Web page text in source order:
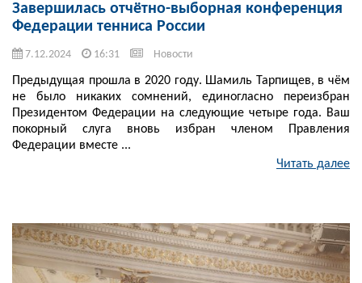
Завершилась отчётно-выборная конференция
Федерации тенниса России
7.12.2024 16:31 Новости
Предыдущая прошла в 2020 году. Шамиль Тарпищев, в чём
не было никаких сомнений, единогласно переизбран
Президентом Федерации на следующие четыре года. Ваш
покорный слуга вновь избран членом Правления
Федерации вместе ...
Читать далее